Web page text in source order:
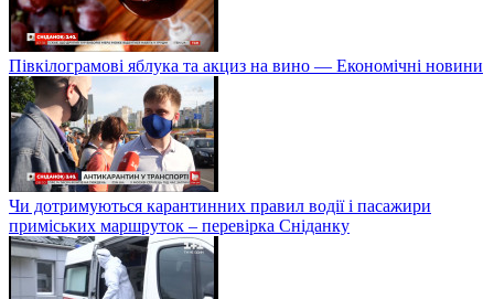
Півкілограмові яблука та акциз на вино — Економічні новини
Чи дотримуються карантинних правил водії і пасажири
приміських маршруток – перевірка Сніданку